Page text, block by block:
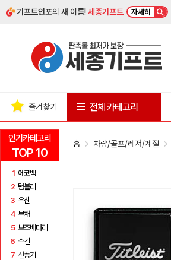
기프트인포의 새 이름!세종기프트 자세히
인기카테고리
TOP 10
1 에코백
2 텀블러
3 우산
4 부채
5 보조배터리
6 수건
7 선풍기
즐겨찾기 전체 카테고리
홈 차량/골프/레저/계절